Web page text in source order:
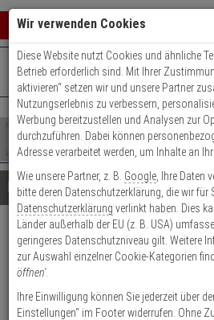
Warenkorb schließen
0 ARTIKEL IM
Ihr
Ergebnisse ()
Shop
durchsuchen
Bitte
geben
Sie
mindestens
Zeichen
ein,
um
Suche
Es
wurde
noch
Kategorien
Suche
gestartet
+49 (0)821 899 493-0Mo. - Do.: 8:00 -
Kontaktservice
Details Beratung
Abus Bravus 1000
Halbzylinder 35/10
Produktmerkmale
Wir verwenden Cookies
Diese Website nutzt Cookies und ähnliche
Betrieb erforderlich sind. Mit Ihrer
aktivieren“ setzen wir und unsere Partner
Nutzungserlebnis zu verbessern,
Werbung bereitzustellen und Analysen zur
durchzuführen. Dabei können
Adresse verarbeitet werden, um Inhalte an
Wie unsere Partner, z. B. Google , Ihre Daten
bitte deren Datenschutzerklärung, die wir für
Datenschutzerklärung verlinkt haben. Dies
Länder außerhalb der EU (z. B. USA)
geringeres Datenschutzniveau gilt. Weitere
zur Auswahl einzelner Cookie-Kategorien
öffnen'.
Ihre Einwilligung können Sie jederzeit über
Einstellungen“ im Footer widerrufen. Ohne